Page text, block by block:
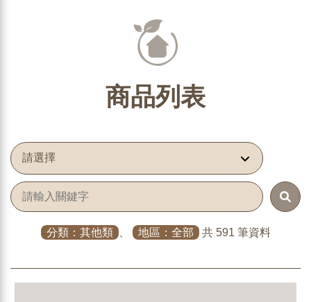
商品列表
分類：其他類 、 地區：全部 共 591 筆資料